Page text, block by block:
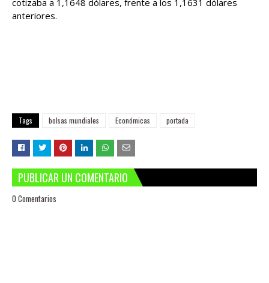
cotizaba a 1,1648 dólares, frente a los 1,1631 dólares
anteriores.
Tags bolsas mundiales Económicas portada
PUBLICAR UN COMENTARIO
0 Comentarios